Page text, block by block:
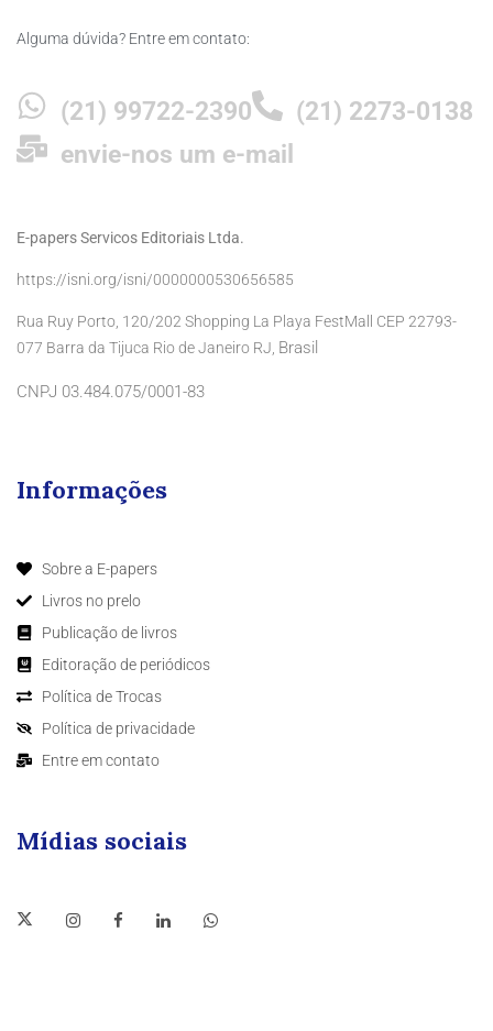
Alguma dúvida? Entre em contato:
(21) 99722-2390
(21) 2273-0138
envie-nos um e-mail
E-papers Servicos Editoriais Ltda.
https://isni.org/isni/0000000530656585
Rua Ruy Porto, 120/202 Shopping La Playa FestMall CEP 22793-
077 Barra da Tijuca Rio de Janeiro RJ, Brasil
CNPJ 03.484.075/0001-83
Informações
Sobre a E-papers
Livros no prelo
Publicação de livros
Editoração de periódicos
Política de Trocas
Política de privacidade
Entre em contato
Mídias sociais